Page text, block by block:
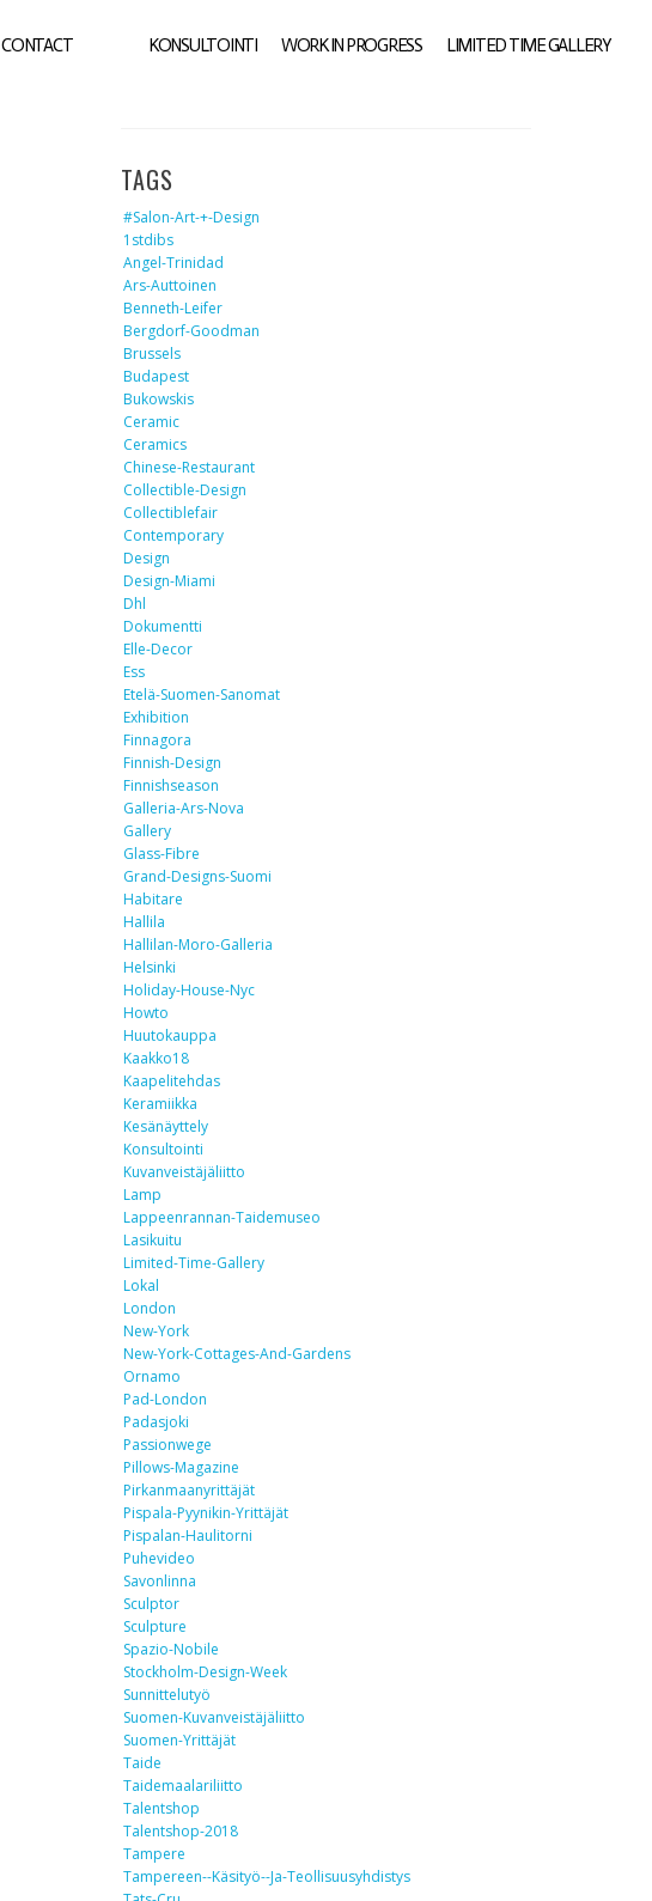
CONTACT KONSULTOINTI WORK IN PROGRESS LIMITED TIME GALLERY
TAGS
#salon-Art-+-Design
1stdibs
Angel-Trinidad
Ars-Auttoinen
Benneth-Leifer
Bergdorf-Goodman
Brussels
Budapest
Bukowskis
Ceramic
Ceramics
Chinese-Restaurant
Collectible-Design
Collectiblefair
Contemporary
Design
Design-Miami
Dhl
Dokumentti
Elle-Decor
Ess
Etelä-Suomen-Sanomat
Exhibition
Finnagora
Finnish-Design
Finnishseason
Galleria-Ars-Nova
Gallery
Glass-Fibre
Grand-Designs-Suomi
Habitare
Hallila
Hallilan-Moro-Galleria
Helsinki
Holiday-House-Nyc
Howto
Huutokauppa
Kaakko18
Kaapelitehdas
Keramiikka
Kesänäyttely
Konsultointi
Kuvanveistäjäliitto
Lamp
Lappeenrannan-Taidemuseo
Lasikuitu
Limited-Time-Gallery
Lokal
London
New-York
New-York-Cottages-And-Gardens
Ornamo
Pad-London
Padasjoki
Passionwege
Pillows-Magazine
Pirkanmaanyrittäjät
Pispala-Pyynikin-Yrittäjät
Pispalan-Haulitorni
Puhevideo
Savonlinna
Sculptor
Sculpture
Spazio-Nobile
Stockholm-Design-Week
Sunnittelutyö
Suomen-Kuvanveistäjäliitto
Suomen-Yrittäjät
Taide
Taidemaalariliitto
Talentshop
Talentshop-2018
Tampere
Tampereen--käsityö--ja-Teollisuusyhdistys